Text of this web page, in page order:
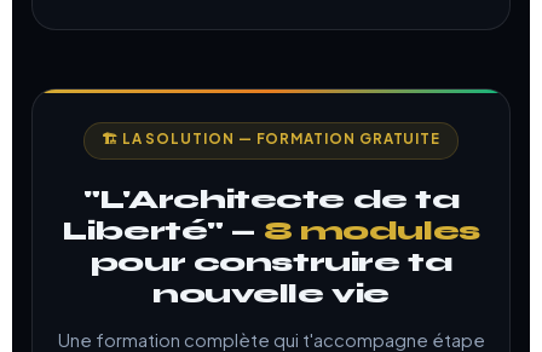
🏗️ LA SOLUTION — FORMATION GRATUITE
"L'Architecte de ta
Liberté" — 8 modules
pour construire ta
nouvelle vie
Une formation complète qui t'accompagne étape